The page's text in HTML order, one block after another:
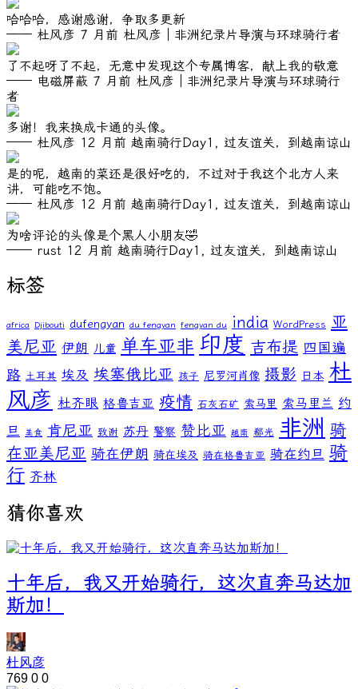
哈哈哈，感谢感谢，争取多更新
—— 杜风彦 7 月前 杜风彦｜非洲纪录片导演与环球骑行者
了不起呀了不起，无意中发现这个专属博客，献上我的敬意
—— 电磁屏蔽 7 月前 杜风彦｜非洲纪录片导演与环球骑行
者
多谢！我来换成卡通的头像。
—— 杜风彦 12 月前 越南骑行Day1, 过友谊关，到越南谅山
是的呢，越南的菜还是很好吃的，不过对于我这个北方人来
讲，可能吃不饱。
—— 杜风彦 12 月前 越南骑行Day1, 过友谊关，到越南谅山
为啥评论的头像是个黑人小朋友🤣
—— rust 12 月前 越南骑行Day1, 过友谊关，到越南谅山
标签
africa Djibouti dufengyan du fengyan fengyan du india WordPress 亚
美尼亚 伊朗 儿童 单车亚非 印度 吉布提 四国遍
路 土耳其 埃及 埃塞俄比亚 孩子 尼罗河肖像 摄影 日本 杜
风彦 杜齐眼 格鲁吉亚 疫情 石灰石矿 索马里 索马里兰 约
旦
美食 肯尼亚 致谢 苏丹 警察 赞比亚 越南 郗光 非洲 骑
在亚美尼亚 骑在伊朗 骑在埃及 骑在格鲁吉亚 骑在约旦 骑
行 齐林
猜你喜欢
十年后，我又开始骑行，这次直奔马达加
斯加！
杜风彦
769 0 0